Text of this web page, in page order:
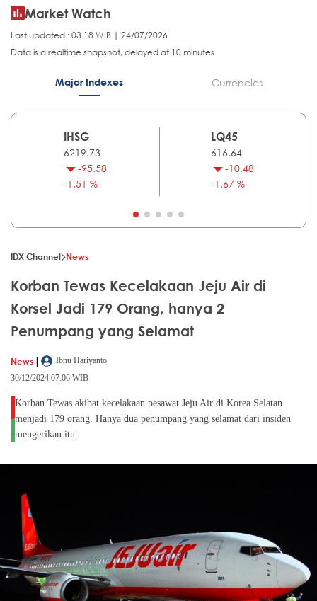
Market Watch
Last updated : 03.18 WIB | 24/07/2026
Data is a realtime snapshot, delayed at 10 minutes
Major Indexes Currencies
IHSG
6219.73
-95.58
-1.51 %
LQ45
616.64
-10.48
-1.67 %
IDX Channel News
Korban Tewas Kecelakaan Jeju Air di
Korsel Jadi 179 Orang, hanya 2
Penumpang yang Selamat
News |
Ibnu Hariyanto
30/12/2024 07:06 WIB
Korban Tewas akibat kecelakaan pesawat Jeju Air di Korea Selatan
menjadi 179 orang. Hanya dua penumpang yang selamat dari insiden
mengerikan itu.